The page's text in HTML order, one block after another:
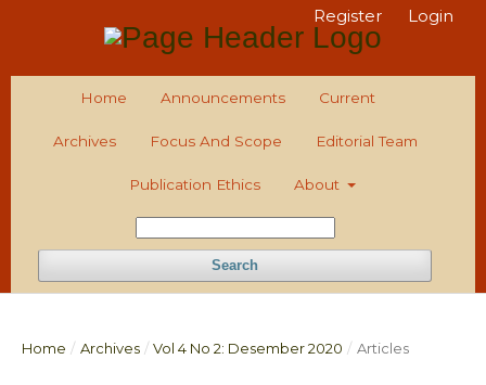
Home Announcements Current
Archives Focus And Scope Editorial Team
Publication Ethics About
Search
Register Login
Home / Archives / Vol 4 No 2: Desember 2020 / Articles